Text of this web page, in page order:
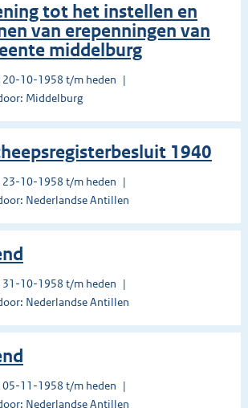
tot het instellen en
van erepenningen van
middelburg
20-10-1958 t/m heden
Middelburg
1940
23-10-1958 t/m heden
Nederlandse Antillen
31-10-1958 t/m heden
Nederlandse Antillen
05-11-1958 t/m heden
Nederlandse Antillen